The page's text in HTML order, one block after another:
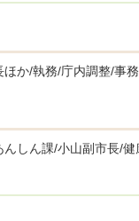
か/執務/庁内調整/事
しん課/小山副市長/